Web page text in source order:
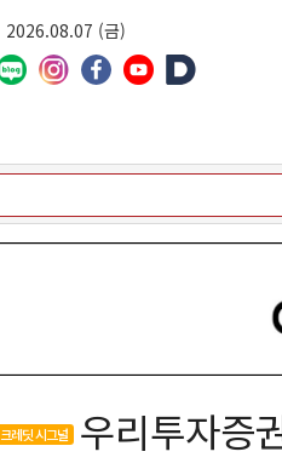
2026.08.07 (금)
크레딧 시그널 우리투자증